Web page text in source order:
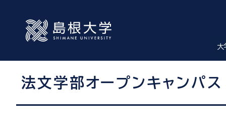
大
法文学部オープンキャンパス